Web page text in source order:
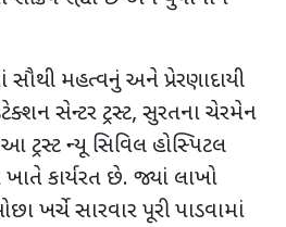
સૌથી મહત્વનું અને પ્રેરણાદાયી
સેન્ટર ટ્રસ્ટ, સુરતના ચેરમેન
ટ્રસ્ટ ન્યૂ સિવિલ હોસ્પિટલ
કાર્યરત છે. જ્યાં લાખો
ખર્ચે સારવાર પૂરી પાડવામાં